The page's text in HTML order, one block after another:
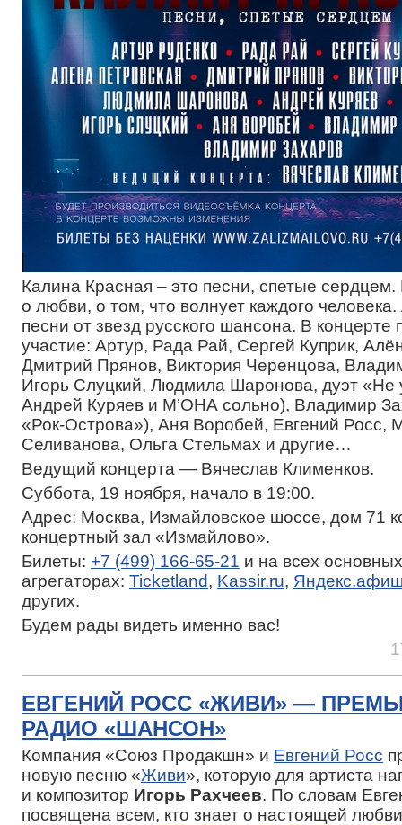
Калина Красная – это песни, спетые
о любви, о том, что волнует каждого
песни от звезд русского шансона. В концерте
участие: Артур, Рада Рай, Сергей Куприк,
Дмитрий Прянов, Виктория Черенцова,
Игорь Слуцкий, Людмила Шаронова, дуэт «Не
Андрей Куряев и М’ОНА сольно), Владимир
«Рок-Острова»), Аня Воробей, Евгений Росс,
Селиванова, Ольга Стельмах и другие…
Ведущий концерта — Вячеслав Клименков.
Суббота, 19 ноября, начало в 19:00.
Адрес: Москва, Измайловское шоссе, дом 71
концертный зал «Измайлово».
Билеты: +7 (499) 166-65-21 и на всех
агрегаторах: Ticketland, Kassir.ru,
других.
Будем рады видеть именно вас!
ЕВГЕНИЙ РОСС «ЖИВИ» —
РАДИО «ШАНСОН»
Компания «Союз Продакшн» и Евгений Росс
новую песню «Живи», которую для артиста
и композитор Игорь Рахчеев. По словам
посвящена всем, кто знает о настоящей